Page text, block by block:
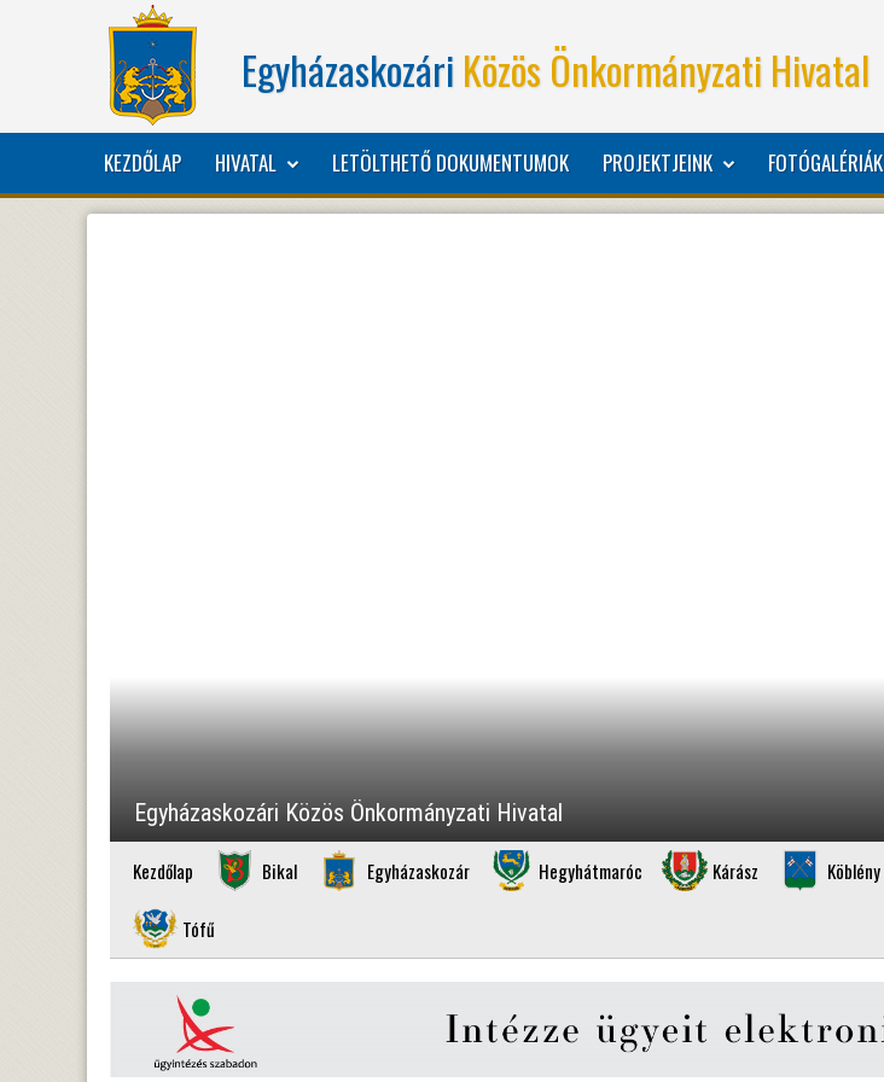
Egyházaskozári Közös Önkormányzati Hivatal
KEZDŐLAP HIVATAL LETÖLTHETŐ DOKUMENTUMOK PROJEKTJEINK FOTÓGALÉRIÁK
Egyházaskozári Közös Önkormányzati Hivatal
Kezdőlap Bikal Egyházaskozár Hegyhátmaróc Kárász Köblény
Tófű